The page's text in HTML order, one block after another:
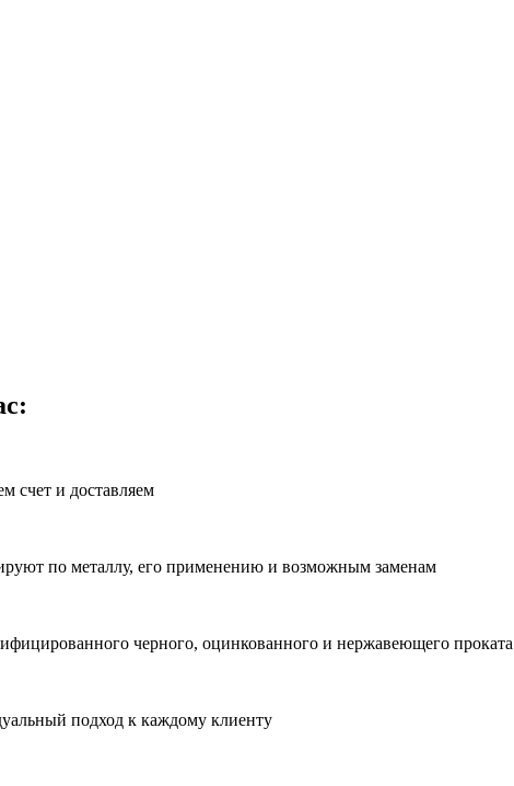
счет и доставляем
по металлу, его применению и возможным заменам
черного, оцинкованного и нержавеющего проката
подход к каждому клиенту